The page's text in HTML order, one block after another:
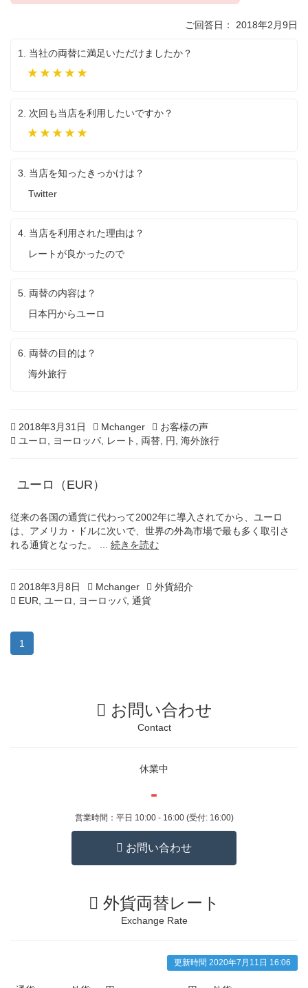
ご回答日： 2018年2月9日
1. 当社の両替に満足いただけましたか？
2. 次回も当店を利用したいですか？
用
3. 当店を知ったきっかけは？
Twitter
4. 当店を利用された理由は？
レートが良かったので
5. 両替の内容は？
日本円からユーロ
6. 両替の目的は？
海外旅行
Posted
on
2018年3月31日
0
年
1
3
日
Author
Mchanger Categories
お客様の声
Tags
ユーロ ヨーロッパ レート 両替 円 海外旅行
ユーロ（EUR）
従来の各国の通貨に代わって2002年に導入されてから、ユーロ
は、アメリカ・ドルに次いで、世界の外為市場で最も多く取引さ
れる通貨となった。 ... 続きを読む
Posted
on
2018年3月8日
0
Author
Mchanger Categories
外貨紹介
Tags
EUR ユーロ ヨーロッパ 通貨
1
お問い合わせ
Contact
休業中
-
営業時間：平日 10:00 - 16:00 (受付: 16:00)
お問い合わせ
外貨両替レート
Exchange Rate
更新時間 2020年7月11日 16:06